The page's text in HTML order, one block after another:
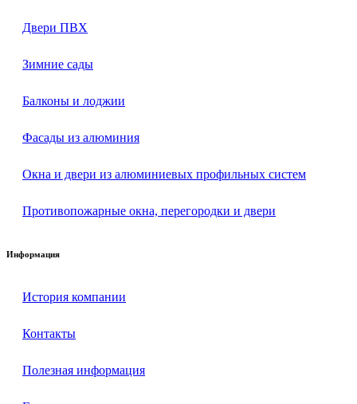
Двери ПВХ
Зимние сады
Балконы и лоджии
Фасады из алюминия
Окна и двери из алюминиевых профильных систем
Противопожарные окна, перегородки и двери
Информация
История компании
Контакты
Полезная информация